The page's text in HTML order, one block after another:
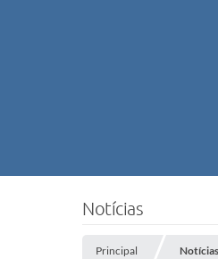
Notícias
Principal Notícias